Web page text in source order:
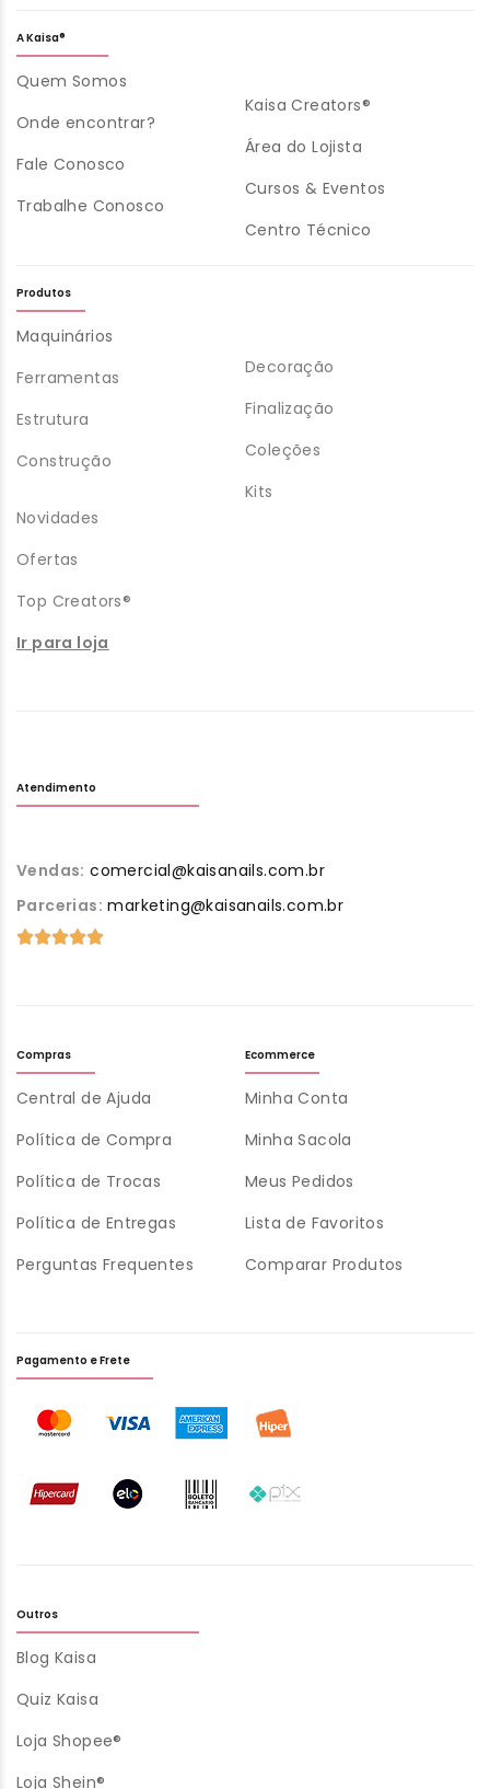
A Kaisa®
Quem Somos
Onde encontrar?
Fale Conosco
Trabalhe Conosco
Kaisa Creators®
Área do Lojista
Cursos & Eventos
Centro Técnico
Produtos
Maquinários
Ferramentas
Estrutura
Construção
Decoração
Finalização
Coleções
Kits
Novidades
Ofertas
Top Creators®
Ir para loja
Atendimento
Vendas: comercial@kaisanails.com.br
Parcerias: marketing@kaisanails.com.br
Compras
Central de Ajuda
Política de Compra
Política de Trocas
Política de Entregas
Perguntas Frequentes
Ecommerce
Minha Conta
Minha Sacola
Meus Pedidos
Lista de Favoritos
Comparar Produtos
Outros
Blog Kaisa
Quiz Kaisa
Loja Shopee®
Loja Shein®
Pagamento e Frete